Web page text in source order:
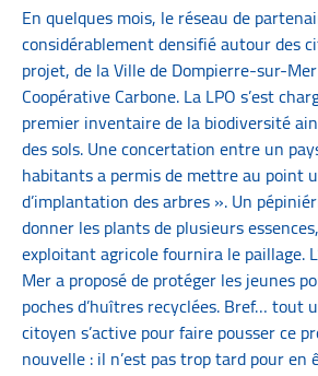
En quelques mois, le réseau de
considérablement densifié autour des
projet, de la Ville de Dompierre-sur-
Coopérative Carbone. La LPO s’est
premier inventaire de la biodiversité
des sols. Une concertation entre un
habitants a permis de mettre au point
d’implantation des arbres ». Un
donner les plants de plusieurs
exploitant agricole fournira le paillage.
Mer a proposé de protéger les jeunes
poches d’huîtres recyclées. Bref… tout
citoyen s’active pour faire pousser ce
nouvelle : il n’est pas trop tard pour en